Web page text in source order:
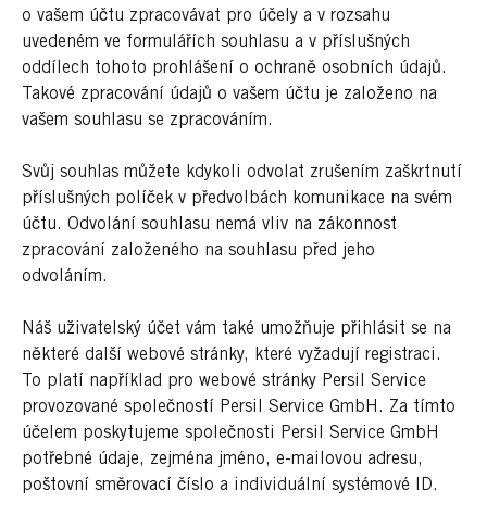
o vašem účtu zpracovávat pro účely a v rozsahu
uvedeném ve formulářích souhlasu a v příslušných
oddílech tohoto prohlášení o ochraně osobních údajů.
Takové zpracování údajů o vašem účtu je založeno na
vašem souhlasu se zpracováním.
Svůj souhlas můžete kdykoli odvolat zrušením zaškrtnutí
příslušných políček v předvolbách komunikace na svém
účtu. Odvolání souhlasu nemá vliv na zákonnost
zpracování založeného na souhlasu před jeho
odvoláním.
Náš uživatelský účet vám také umožňuje přihlásit se na
některé další webové stránky, které vyžadují registraci.
To platí například pro webové stránky Persil Service
provozované společností Persil Service GmbH. Za tímto
účelem poskytujeme společnosti Persil Service GmbH
potřebné údaje, zejména jméno, e-mailovou adresu,
poštovní směrovací číslo a individuální systémové ID.